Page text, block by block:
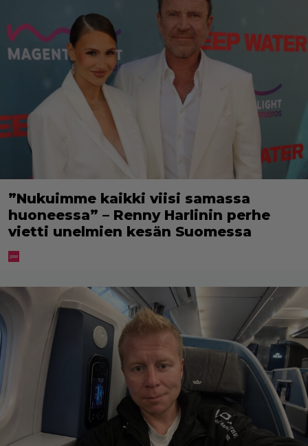
”Nukuimme kaikki viisi samassa
huoneessa” – Renny Harlinin perhe
vietti unelmien kesän Suomessa